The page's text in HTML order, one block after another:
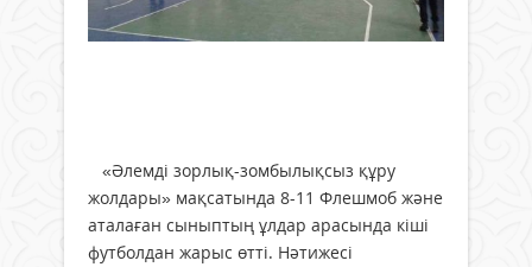
«Әлемді зорлық-зомбылықсыз құру
жолдары» мақсатында 8-11 Флешмоб және
аталаған сыныптың ұлдар арасында кіші
футболдан жарыс өтті. Нәтижесі